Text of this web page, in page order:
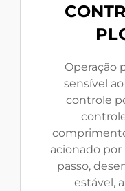
Operação
sensível
controle
acionado
passo,
estável,